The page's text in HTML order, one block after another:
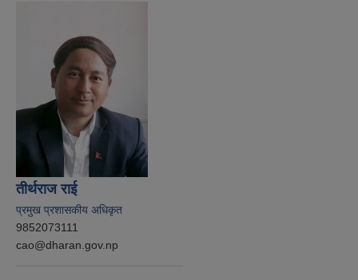
तीर्थराज राई
प्रमुख प्रशासकीय अधिकृत
9852073111
cao@dharan.gov.np